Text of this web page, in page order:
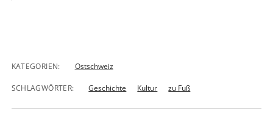
KATEGORIEN: Ostschweiz
SCHLAGWÖRTER: Geschichte Kultur zu Fuß